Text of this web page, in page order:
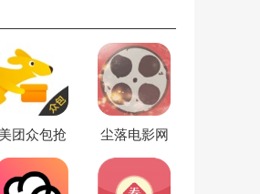
美团众包抢
苹果版
尘落电影网
app官方下